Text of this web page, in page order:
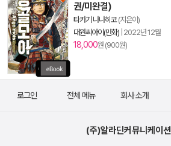
권/미완결)
타카기 나나히코(지은이)
대원씨아이(만화) 2022년 12월
18,000원 (900원)
로그인 전체 메뉴 회사 소개
(주)알라딘커뮤니케이션